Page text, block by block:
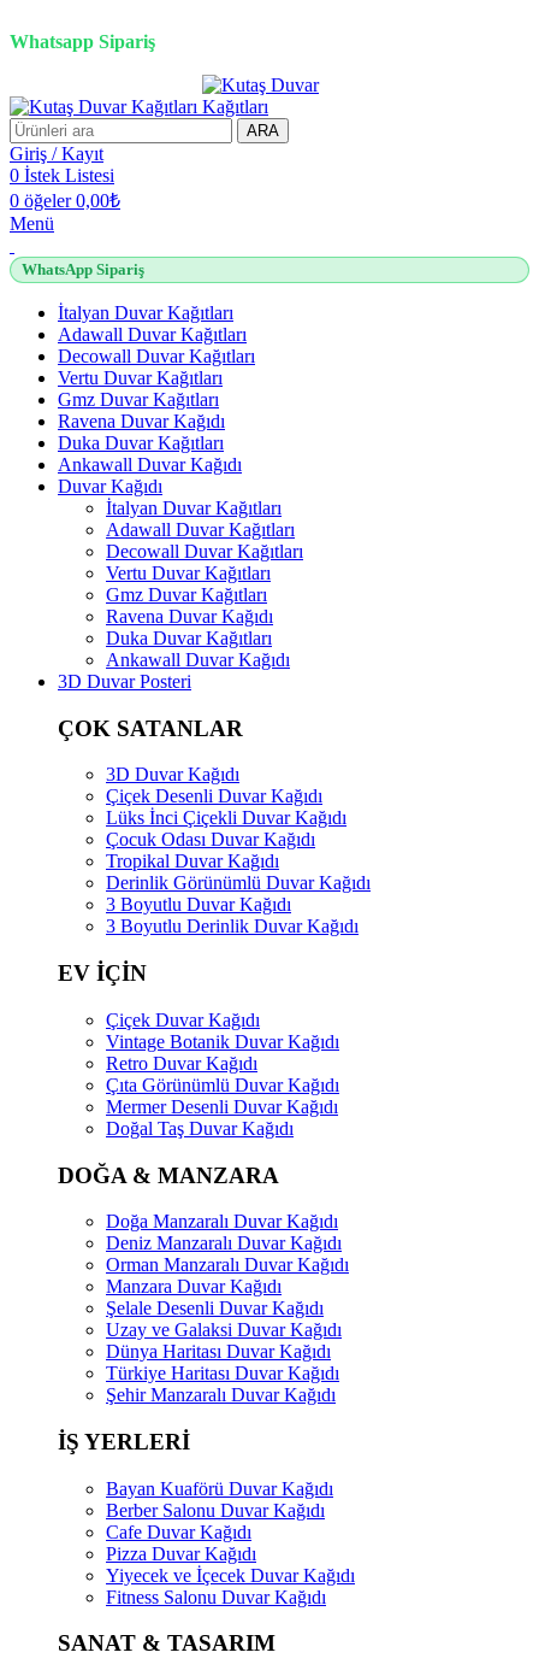
Whatsapp Sipariş
ARA
Giriş / Kayıt
0 İstek Listesi
0 öğeler 0,00₺
Menü
WhatsApp Sipariş
İtalyan Duvar Kağıtları
Adawall Duvar Kağıtları
Decowall Duvar Kağıtları
Vertu Duvar Kağıtları
Gmz Duvar Kağıtları
Ravena Duvar Kağıdı
Duka Duvar Kağıtları
Ankawall Duvar Kağıdı
Duvar Kağıdı
İtalyan Duvar Kağıtları
Adawall Duvar Kağıtları
Decowall Duvar Kağıtları
Vertu Duvar Kağıtları
Gmz Duvar Kağıtları
Ravena Duvar Kağıdı
Duka Duvar Kağıtları
Ankawall Duvar Kağıdı
3D Duvar Posteri
ÇOK SATANLAR
3D Duvar Kağıdı
Çiçek Desenli Duvar Kağıdı
Lüks İnci Çiçekli Duvar Kağıdı
Çocuk Odası Duvar Kağıdı
Tropikal Duvar Kağıdı
Derinlik Görünümlü Duvar Kağıdı
3 Boyutlu Duvar Kağıdı
3 Boyutlu Derinlik Duvar Kağıdı
EV İÇİN
Çiçek Duvar Kağıdı
Vintage Botanik Duvar Kağıdı
Retro Duvar Kağıdı
Çıta Görünümlü Duvar Kağıdı
Mermer Desenli Duvar Kağıdı
Doğal Taş Duvar Kağıdı
DOĞA & MANZARA
Doğa Manzaralı Duvar Kağıdı
Deniz Manzaralı Duvar Kağıdı
Orman Manzaralı Duvar Kağıdı
Manzara Duvar Kağıdı
Şelale Desenli Duvar Kağıdı
Uzay ve Galaksi Duvar Kağıdı
Dünya Haritası Duvar Kağıdı
Türkiye Haritası Duvar Kağıdı
Şehir Manzaralı Duvar Kağıdı
İŞ YERLERİ
Bayan Kuaförü Duvar Kağıdı
Berber Salonu Duvar Kağıdı
Cafe Duvar Kağıdı
Pizza Duvar Kağıdı
Yiyecek ve İçecek Duvar Kağıdı
Fitness Salonu Duvar Kağıdı
SANAT & TASARIM